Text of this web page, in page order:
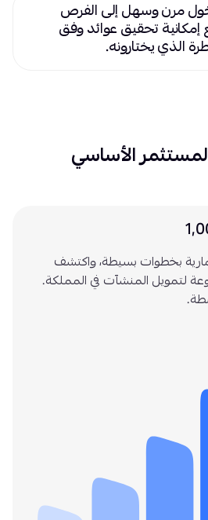
مرن وسهل إلى الفرص
إمكانية تحقيق عوائد وفق
الذي يختارونه.
الأساسي
بخطوات بسيطة، واكتشف
لتمويل المنشآت في المملكة.